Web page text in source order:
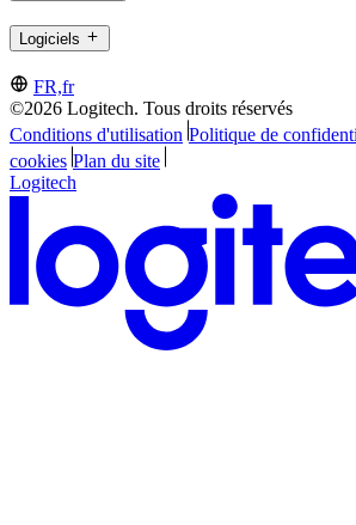
Logiciels
FR,fr
©2026 Logitech. Tous droits réservés
Conditions d'utilisation Politique de
cookies Plan du site
Logitech